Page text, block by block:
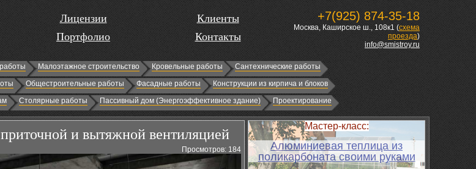
Лицензии
Портфолио
Клиенты
Контакты
+7(925) 874-35-18
Москва, Каширское ш., 108к1 (схема
проезда)
info@smistroy.ru
Малоэтажное строительство Кровельные работы
Сантехнические работы
Общестроительные работы Фасадные работы
Конструкции из кирпича и блоков
Столярные работы Пассивный дом (Энергоэффективное здание) Проектирование
и вытяжной вентиляцией
Просмотров: 184
Мастер-класс:
Алюминиевая теплица из
поликарбоната своими руками